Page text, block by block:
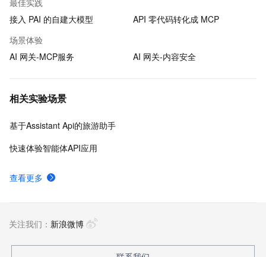
最佳实践
接入 PAI 的自建大模型
API 零代码转化成 MCP
场景体验
AI 网关-MCP服务
AI 网关-内容安全
相关实验场景
基于Assistant Api的旅游助手
快速体验智能体API应用
查看更多
关注我们： 新浪微博